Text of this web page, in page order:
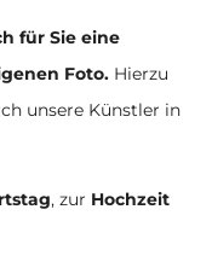
für Sie eine
Foto. Hierzu
unsere Künstler in
, zur Hochzeit